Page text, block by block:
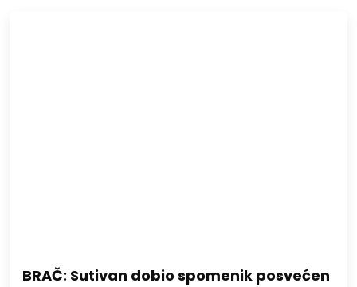
BRAČ: Sutivan dobio spomenik posvećen